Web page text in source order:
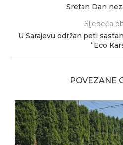
Sretan Dan
Sljedeća
U Sarajevu održan peti
“Eco
POVEZANE